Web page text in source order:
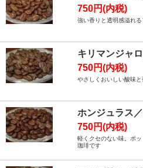
750円(内税)
強い香りと透明感溢れ
キリマンジャ
750円(内税)
やさしくおいしい酸味
ホンジュラス
750円(内税)
軽くクセのない味。ポ
珈琲です